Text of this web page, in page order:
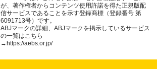
が、著作権者からコンテンツ使用許諾を得た正規版配
信サービスであることを示す登録商標（登録番号 第
6091713号）です。
ABJマークの詳細、ABJマークを掲示しているサービス
の一覧はこちら
→ https://aebs.or.jp/